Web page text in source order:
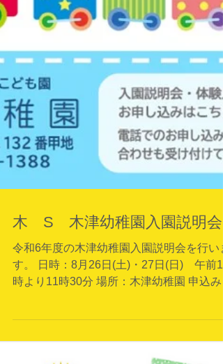
木 S 木津幼稚園入園説明会
令和6年度の木津幼稚園入園説明会を行い